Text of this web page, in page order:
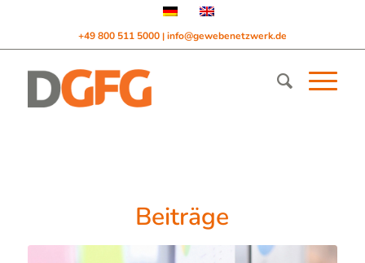
+49 800 511 5000 | info@gewebenetzwerk.de
Beiträge